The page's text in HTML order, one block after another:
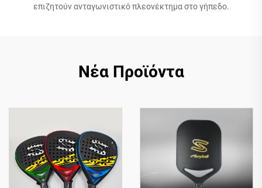
επιζητούν ανταγωνιστικό πλεονέκτημα στο γήπεδο.
Νέα Προϊόντα